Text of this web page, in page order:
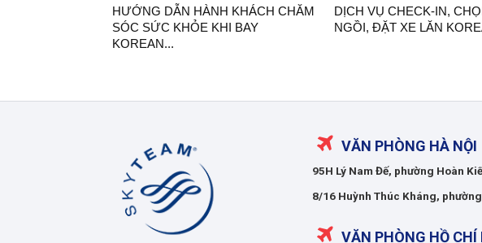
HƯỚNG DẪN HÀNH KHÁCH CHĂM
SÓC SỨC KHỎE KHI BAY
KOREAN...
DỊCH VỤ CHECK-IN,
NGỒI, ĐẶT XE LĂN
VĂN PHÒNG HÀ NỘI
95H Lý Nam Đế, phường Hoàn
8/16 Huỳnh Thúc Kháng,
VĂN PHÒNG HỒ CHÍ